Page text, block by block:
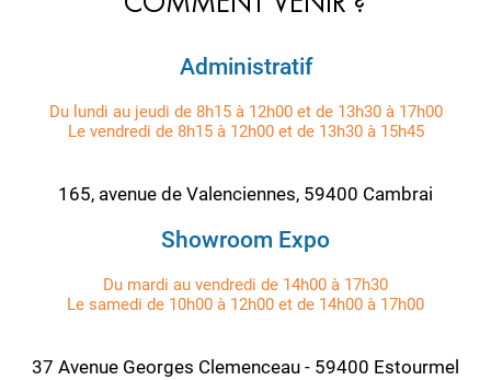
Administratif
Du lundi au jeudi de 8h15 à 12h00 et de 13h30 à 17h00
Le vendredi de 8h15 à 12h00 et de 13h30 à 15h45
165, avenue de Valenciennes, 59400 Cambrai
Showroom Expo
Du mardi au vendredi de 14h00 à 17h30
Le samedi de 10h00 à 12h00 et de 14h00 à 17h00
37 Avenue Georges Clemenceau - 59400 Estourmel